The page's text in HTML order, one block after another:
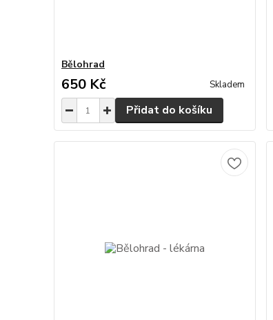
Bělohrad
650 Kč Skladem
Přidat do košíku